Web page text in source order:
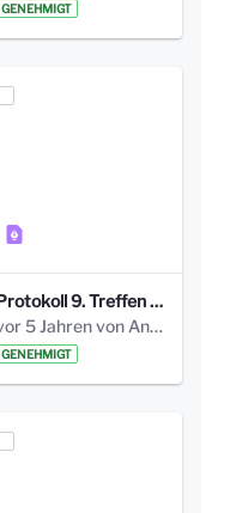
GENEHMIGT
Protokoll 9. Treffen 20150528 AG Bismarckplatz.pdf
vor 5 Jahren von Anni Schlumberger
GENEHMIGT